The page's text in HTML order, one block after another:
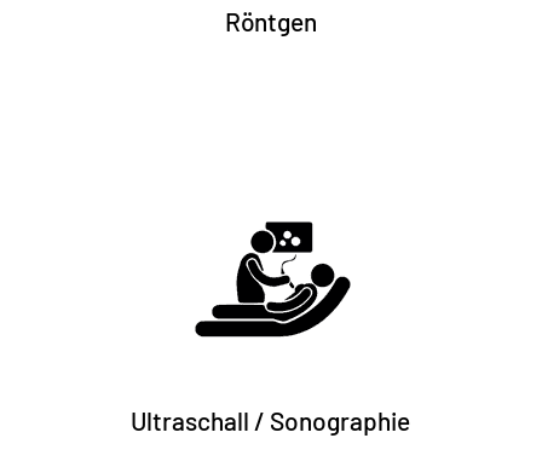
Röntgen
Info + Anmeldung
Ultraschall / Sonographie
Info + Anmeldung